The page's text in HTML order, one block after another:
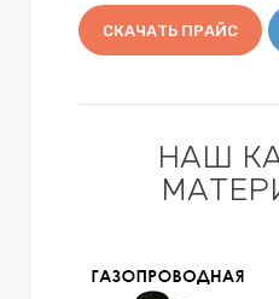
СКАЧАТЬ ПРАЙС
НАШ